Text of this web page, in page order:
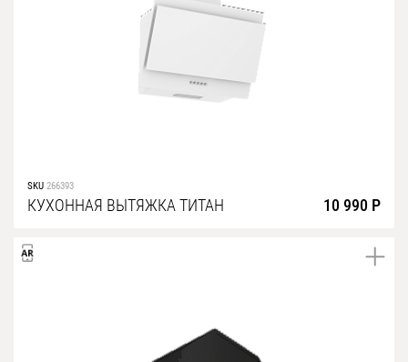
SKU 266393
КУХОННАЯ ВЫТЯЖКА ТИТАН 10 990 Р